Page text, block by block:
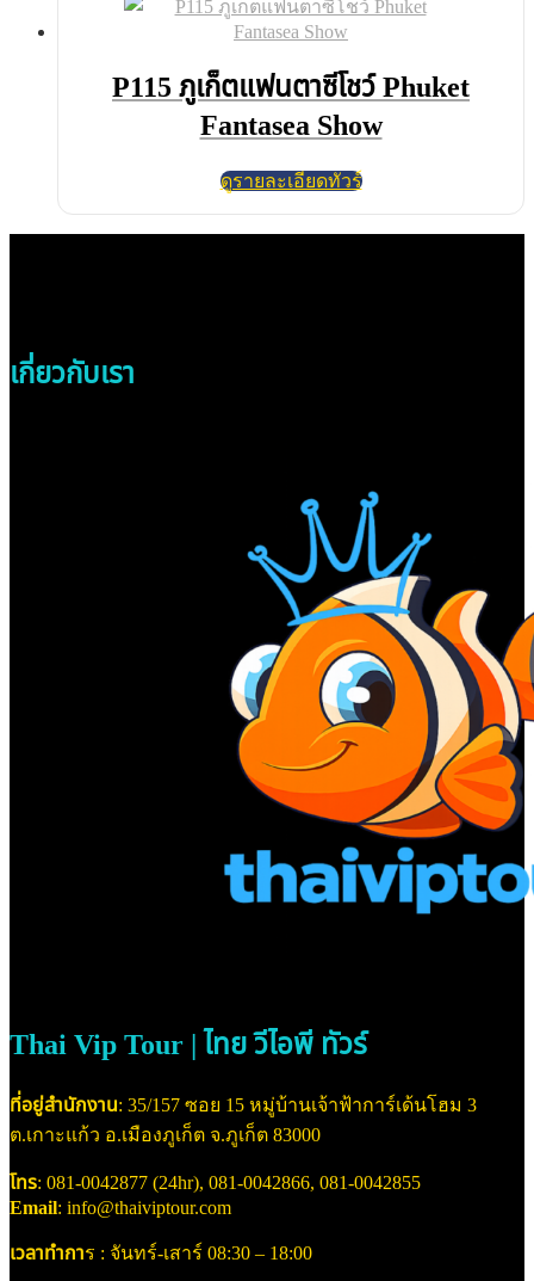
P115 ภูเก็ตแฟนตาซีโชว์ Phuket
Fantasea Show
ดูรายละเอียดทัวร์
เกี่ยวกับเรา
Thai Vip Tour | ไทย วีไอพี ทัวร์
ที่อยู่สำนักงาน: 35/157 ซอย 15 หมู่บ้านเจ้าฟ้าการ์เด้นโฮม 3
ต.เกาะแก้ว อ.เมืองภูเก็ต จ.ภูเก็ต 83000
โทร: 081-0042877 (24hr), 081-0042866, 081-0042855
Email: info@thaiviptour.com
เวลาทำการ : จันทร์-เสาร์ 08:30 – 18:00